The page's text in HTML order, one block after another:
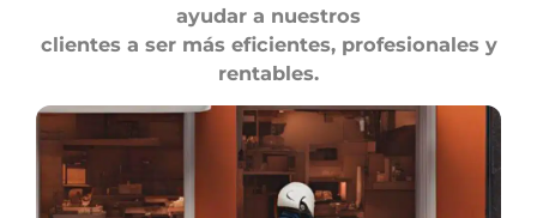
ayudar a nuestros
clientes a ser más eficientes, profesionales y
rentables.